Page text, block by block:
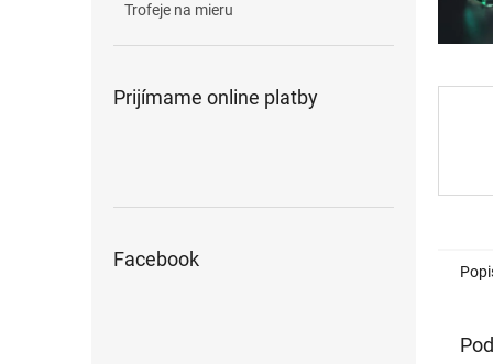
Trofeje na mieru
Prijímame online platby
Facebook